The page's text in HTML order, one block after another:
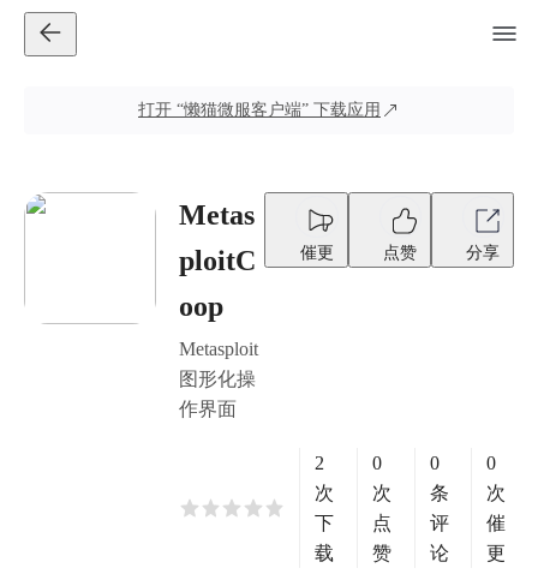
打开 “懒猫微服客户端” 下载应用
Metas
ploitC
oop
Metasploit
图形化操
作界面
催更 点赞 分享
2
次
下
载
0
次
点
赞
0
条
评
论
0
次
催
更